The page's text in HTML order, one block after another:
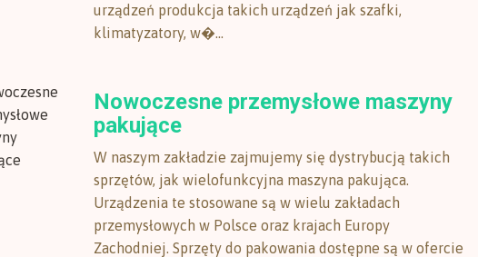
urządzeń produkcja takich urządzeń jak szafki,
klimatyzatory, w�...
Nowoczesne przemysłowe maszyny
pakujące
W naszym zakładzie zajmujemy się dystrybucją takich
sprzętów, jak wielofunkcyjna maszyna pakująca.
Urządzenia te stosowane są w wielu zakładach
przemysłowych w Polsce oraz krajach Europy
Zachodniej. Sprzęty do pakowania dostępne są w ofercie